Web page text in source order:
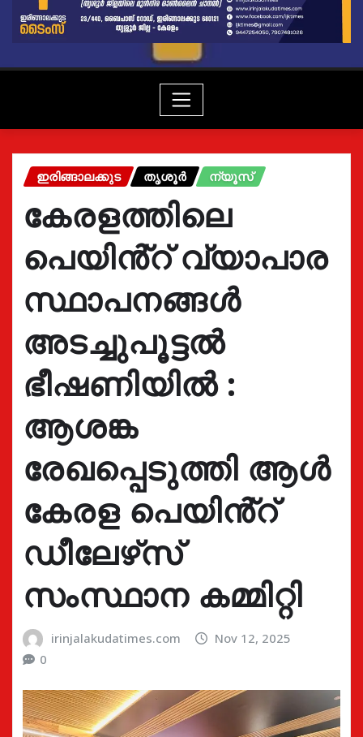
ഇരിങ്ങാലക്കുട തൃശൂർ ന്യൂസ്
കേരളത്തിലെ
പെയിൻ്റ് വ്യാപാര
സ്ഥാപനങ്ങൾ
അടച്ചുപൂട്ടൽ
ഭീഷണിയിൽ :
ആശങ്ക
രേഖപ്പെടുത്തി ആൾ
കേരള പെയിൻ്റ്
ഡീലേഴ്‌സ്
സംസ്ഥാന കമ്മിറ്റി
irinjalakudatimes.com
Nov 12, 2025
0